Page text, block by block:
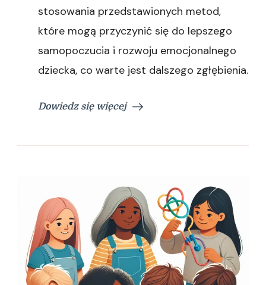
stosowania przedstawionych metod,
które mogą przyczynić się do lepszego
samopoczucia i rozwoju emocjonalnego
dziecka, co warte jest dalszego zgłębienia.
Dowiedz się więcej